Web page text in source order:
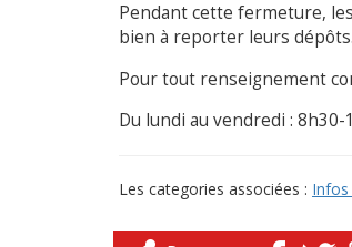
Pendant cette fermeture,
bien à reporter leurs dépôts.
Pour tout renseignement
Du lundi au vendredi :
Les categories associées : Infos